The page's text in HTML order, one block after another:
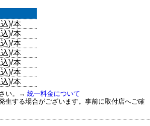
)/本
)/本
)/本
)/本
)/本
)/本
)/本
い。→ 統一料金について
生する場合がございます。事前に取付店へご確